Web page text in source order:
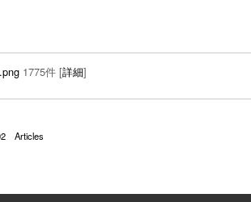
1775件 [詳細]
Articles